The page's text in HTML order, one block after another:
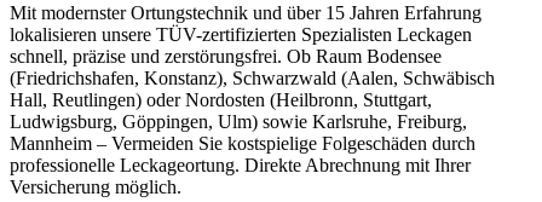
Mit modernster Ortungstechnik und über 15 Jahren Erfahrung
lokalisieren unsere TÜV-zertifizierten Spezialisten Leckagen
schnell, präzise und zerstörungsfrei. Ob Raum Bodensee
(Friedrichshafen, Konstanz), Schwarzwald (Aalen, Schwäbisch
Hall, Reutlingen) oder Nordosten (Heilbronn, Stuttgart,
Ludwigsburg, Göppingen, Ulm) sowie Karlsruhe, Freiburg,
Mannheim – Vermeiden Sie kostspielige Folgeschäden durch
professionelle Leckageortung. Direkte Abrechnung mit Ihrer
Versicherung möglich.